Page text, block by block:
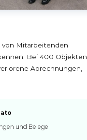
von Mitarbeitenden
Bei 400 Objekten
Abrechnungen,
und Belege